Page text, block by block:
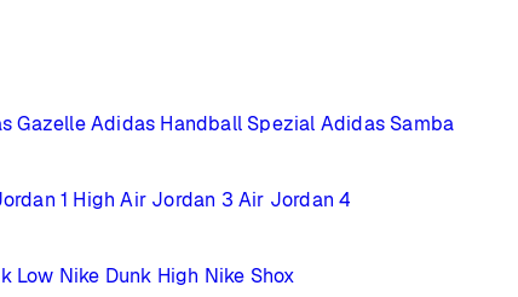
Gazelle Adidas Handball Spezial Adidas Samba
1 High Air Jordan 3 Air Jordan 4
Low Nike Dunk High Nike Shox